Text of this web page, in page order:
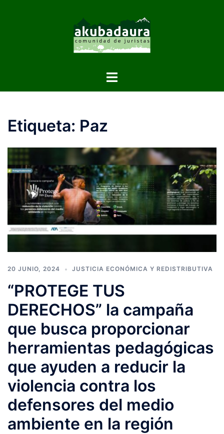
Etiqueta: Paz
20 JUNIO, 2024 JUSTICIA ECONÓMICA Y REDISTRIBUTIVA
“PROTEGE TUS
DERECHOS” la campaña
que busca proporcionar
herramientas pedagógicas
que ayuden a reducir la
violencia contra los
defensores del medio
ambiente en la región